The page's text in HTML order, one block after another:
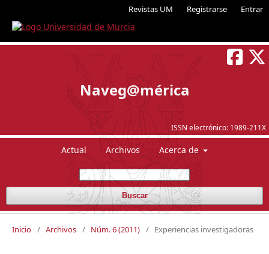
Revistas UM Registrarse Entrar
ISSN electrónico: 1989-211X
Naveg@mérica
Actual Archivos Acerca de
Buscar
Inicio / Archivos / Núm. 6 (2011) / Experiencias investigadoras